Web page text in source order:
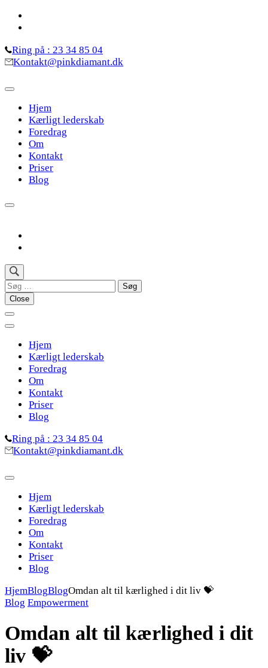
Skip
(Press
Enter)
Ring på : 23 34 85 04
Kontakt@pinkdiamant.dk
Hjem
Kærligt lederskab
Foredrag
Om
Kontakt
Priser
Blog
Søg
efter:
Close
Hjem
Kærligt lederskab
Foredrag
Om
Kontakt
Priser
Blog
Ring på : 23 34 85 04
Kontakt@pinkdiamant.dk
Hjem
Kærligt lederskab
Foredrag
Om
Kontakt
Priser
Blog
HjemBlogBlogOmdan alt til kærlighed i dit liv 💝
Blog Empowerment
Omdan alt til kærlighed i dit
liv 💝